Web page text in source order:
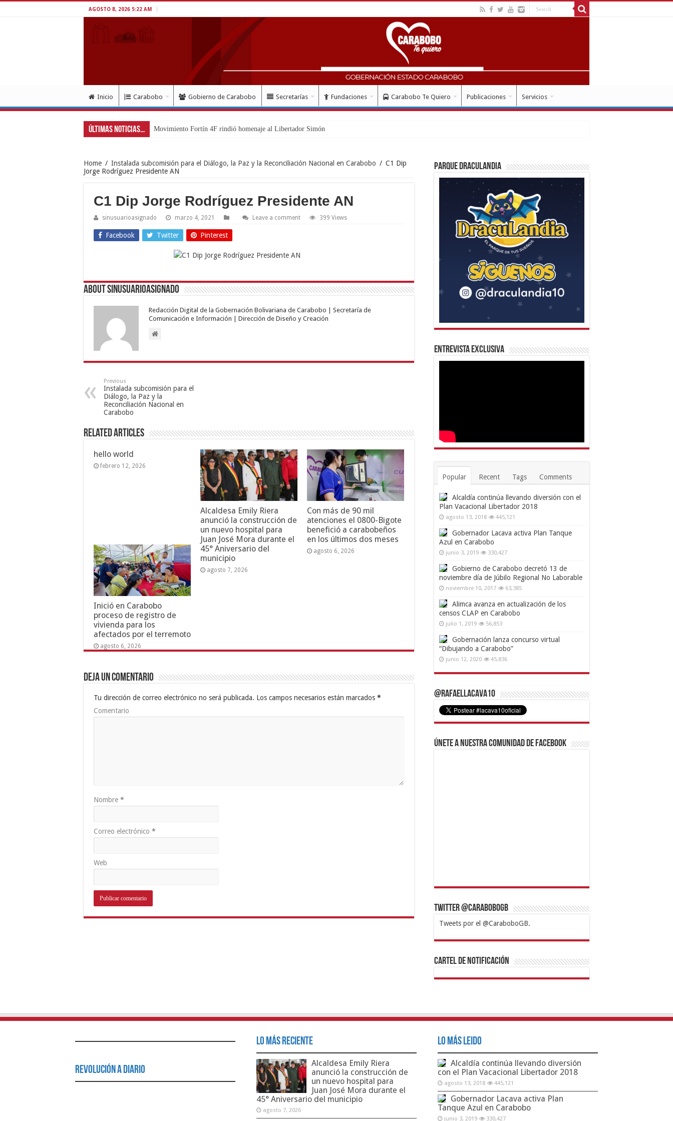
AGOSTO 8, 2026 5:22 AM
Inicio Carabobo Gobierno de Carabobo Secretarías Fundaciones Carabobo Te Quiero Publicaciones Servicios
Últimas Noticias... Movimiento Fortín 4F rindió homenaje al Libertador Simón Bolívar record
Home / Instalada subcomisión para el Diálogo, la Paz y la Reconciliación Nacional en Carabobo / C1 Dip
Jorge Rodríguez Presidente AN
C1 Dip Jorge Rodríguez Presidente AN
sinusuarioasignado marzo 4, 2021 Leave a comment 399 Views
Facebook Twitter Pinterest
About sinusuarioasignado
Redacción Digital de la Gobernación Bolivariana de Carabobo | Secretaría de
Comunicación e Información | Dirección de Diseño y Creación
Previous
Instalada subcomisión para el
Diálogo, la Paz y la
Reconciliación Nacional en
Carabobo
Related Articles
hello world
febrero 12, 2026
Alcaldesa Emily Riera
anunció la construcción de
un nuevo hospital para
Juan José Mora durante el
45° Aniversario del
municipio
agosto 7, 2026
Con más de 90 mil
atenciones el 0800-Bigote
benefició a carabobeños
en los últimos dos meses
agosto 6, 2026
Inició en Carabobo
proceso de registro de
vivienda para los
afectados por el terremoto
agosto 6, 2026
Deja un comentario
Tu dirección de correo electrónico no será publicada. Los campos necesarios están marcados *
Comentario
Nombre *
Correo electrónico *
Web
Parque Draculandia
Entrevista Exclusiva
Popular Recent Tags Comments
Alcaldía continúa llevando diversión con el
Plan Vacacional Libertador 2018
agosto 13, 2018 445,121
Gobernador Lacava activa Plan Tanque
Azul en Carabobo
junio 3, 2019 330,427
Gobierno de Carabobo decretó 13 de
noviembre día de Júbilo Regional No Laborable
noviembre 10, 2017 63,385
Alimca avanza en actualización de los
censos CLAP en Carabobo
julio 1, 2019 56,853
Gobernación lanza concurso virtual
“Dibujando a Carabobo”
junio 12, 2020 45,836
@RafaelLacava10
Únete a nuestra comunidad de Facebook
Twitter @CaraboboGB
Tweets por el @CaraboboGB.
1xbetBetturkeyBetistKralbetSupertotobetTipobet
https://mvbcasino.com/
Cartel de Notificación
Revolución a Diario
Lo Más Reciente
Alcaldesa Emily Riera
anunció la construcción de
un nuevo hospital para
Juan José Mora durante el
45° Aniversario del municipio
agosto 7, 2026
Lo Más Leido
Alcaldía continúa llevando diversión
con el Plan Vacacional Libertador 2018
agosto 13, 2018 445,121
Gobernador Lacava activa Plan
Tanque Azul en Carabobo
junio 3, 2019 330,427